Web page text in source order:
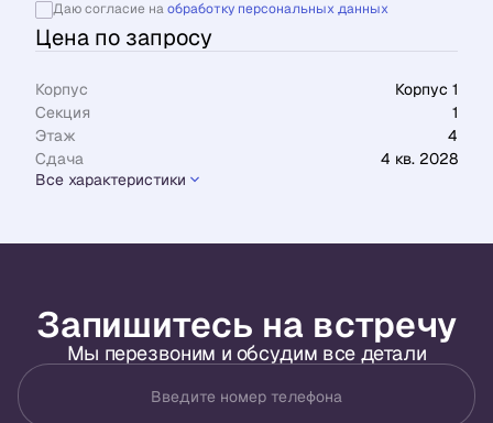
Даю согласие наобработку персональных данных
Цена по запросу
Корпус
Корпус 1
Секция
1
Этаж
4
Сдача
4 кв. 2028
Все характеристики
Запишитесь на встречу
Мы перезвоним и обсудим все детали
Введите номер телефона